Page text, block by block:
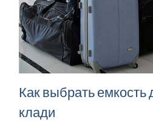
Как выбрать емкость
клади